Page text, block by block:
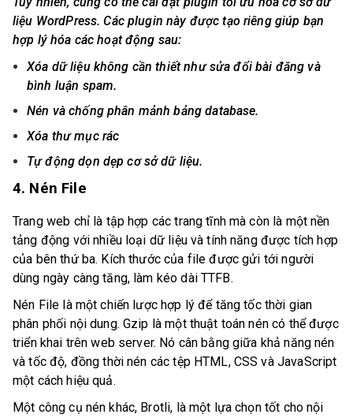
liệu WordPress. Các plugin này được tạo riêng giúp bạn
hợp lý hóa các hoạt động sau:
Xóa dữ liệu không cần thiết như sửa đổi bài đăng và
bình luận spam.
Nén và chống phân mảnh bảng database.
Xóa thư mục rác
Tự động dọn dẹp cơ sở dữ liệu.
4. Nén File
Trang web chỉ là tập hợp các trang tĩnh mà còn là một nền
tảng động với nhiều loại dữ liệu và tính năng được tích hợp
của bên thứ ba. Kích thước của file được gửi tới người
dùng ngày càng tăng, làm kéo dài TTFB.
Nén File là một chiến lược hợp lý để tăng tốc thời gian
phân phối nội dung. Gzip là một thuật toán nén có thể được
triển khai trên web server. Nó cân bằng giữa khả năng nén
và tốc độ, đồng thời nén các tệp HTML, CSS và JavaScript
một cách hiệu quả.
Một công cụ nén khác, Brotli, là một lựa chọn tốt cho nội